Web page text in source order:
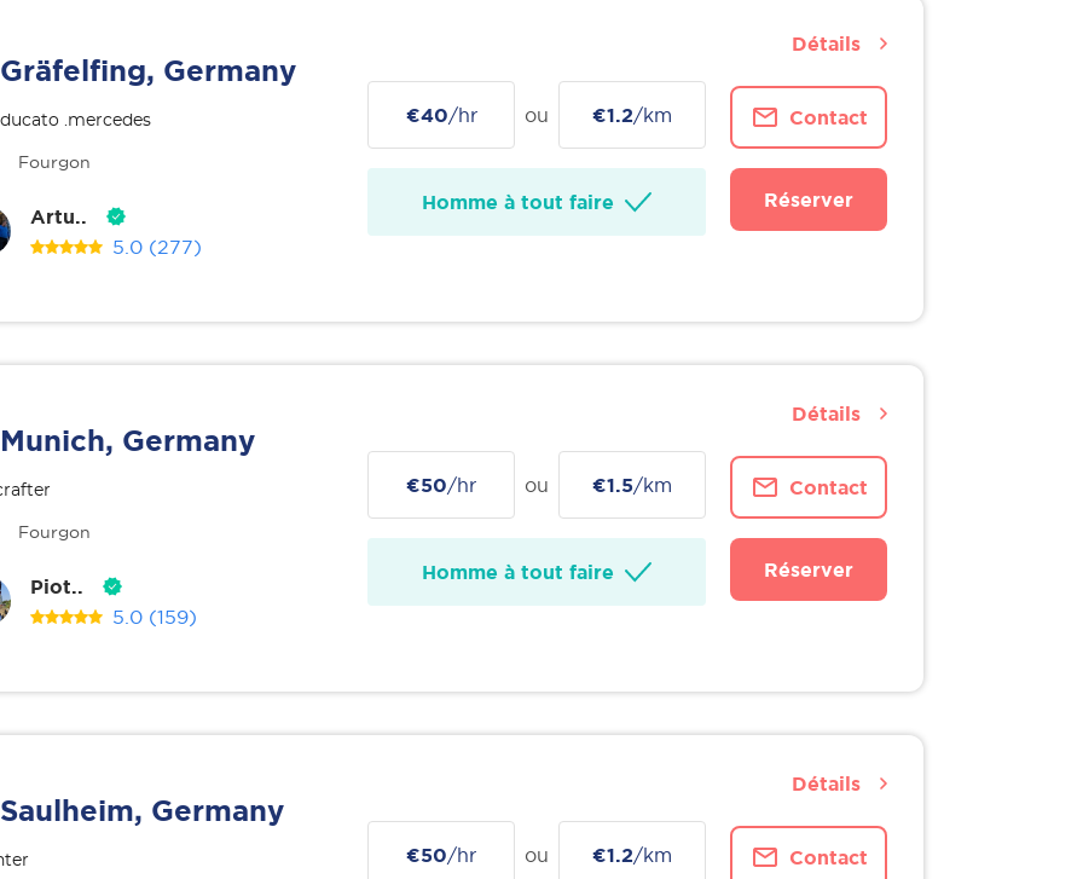
Gräfelfing, Germany
.mercedes
Fourgon
Artu..
5.0 (277)
€40/hr ou €1.2/km
Homme à tout faire
Contact
Réserver
Détails
Munich, Germany
Fourgon
Piot..
5.0 (159)
€50/hr ou €1.5/km
Homme à tout faire
Contact
Réserver
Détails
Saulheim, Germany
€50/hr ou €1.2/km Contact
Détails